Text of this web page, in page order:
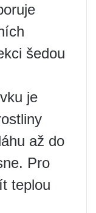
šedou
je
až do
Pro
teplou